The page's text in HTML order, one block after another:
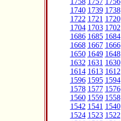
1740 1739 1738
1722 1721 1720
1704 1703 1702
1686 1685 1684
1668 1667 1666
1650 1649 1648
1632 1631 1630
1614 1613 1612
1596 1595 1594
1578 1577 1576
1560 1559 1558
1542 1541 1540
1524 1523 1522